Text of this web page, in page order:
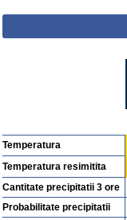
Temperatura
Temperatura resimitita
Cantitate precipitatii 3 ore
Probabilitate precipitatii